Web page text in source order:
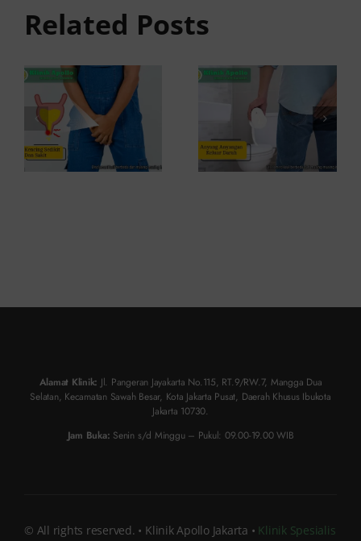
Related Posts
dan Sakit:
Penyebab
dan Cara
Mengatasinya
Penyebab
dan Kapan
ke Dokter
Alamat Klinik: Jl. Pangeran Jayakarta No.115, RT.9/RW.7, Mangga Dua
Selatan, Kecamatan Sawah Besar, Kota Jakarta Pusat, Daerah Khusus Ibukota
Jakarta 10730.
Jam Buka: Senin s/d Minggu – Pukul: 09.00-19.00 WIB
© All rights reserved. • Klinik Apollo Jakarta • Klinik Spesialis